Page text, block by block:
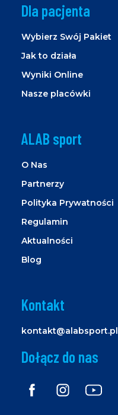
Dla pacjenta
Wybierz Swój Pakiet
Jak to działa
Wyniki Online
Nasze placówki
ALAB sport
O Nas
Partnerzy
Polityka Prywatności
Regulamin
Aktualności
Blog
Kontakt
kontakt@alabsport.pl
Dołącz do nas